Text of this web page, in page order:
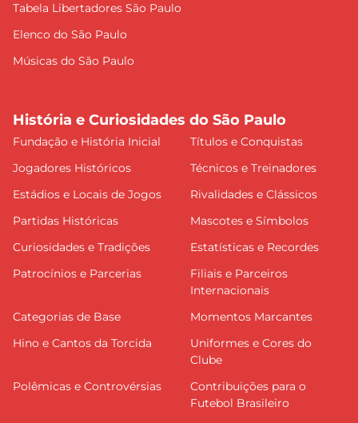
Tabela Libertadores São Paulo
Elenco do São Paulo
Músicas do São Paulo
História e Curiosidades do São Paulo
Fundação e História Inicial
Títulos e Conquistas
Jogadores Históricos
Técnicos e Treinadores
Estádios e Locais de Jogos
Rivalidades e Clássicos
Partidas Históricas
Mascotes e Símbolos
Curiosidades e Tradições
Estatísticas e Recordes
Patrocínios e Parcerias
Filiais e Parceiros
Internacionais
Categorias de Base
Momentos Marcantes
Hino e Cantos da Torcida
Uniformes e Cores do
Clube
Polêmicas e Controvérsias
Contribuições para o
Futebol Brasileiro